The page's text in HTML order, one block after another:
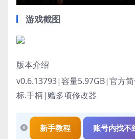
游戏截图
版本介绍
v0.6.13793|容量5.97GB|官方
标.手柄|赠多项修改器
新手教程 账号内找不